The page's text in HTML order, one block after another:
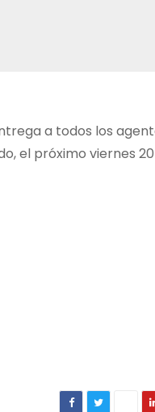
a todos los
el próximo viernes